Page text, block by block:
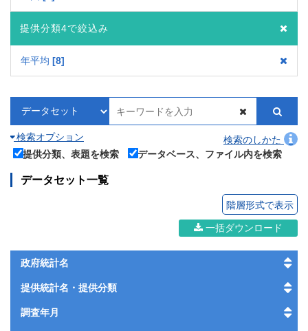
提供分類4で絞込み
年平均 8
検索オプション
検索のしかた
提供分類、表題を検索
データベース、ファイル内を検索
データセット一覧
階層形式で表示
一括ダウンロード
政府統計名
提供統計名・提供分類
調査年月